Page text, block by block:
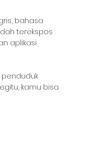
bahasa
terekspos
aplikasi
kamu bisa